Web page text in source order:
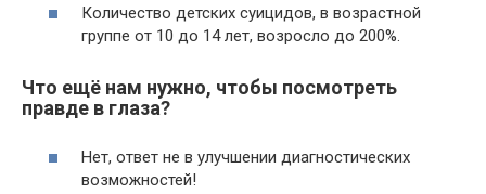
Количество детских суицидов, в возрастной
группе от 10 до 14 лет, возросло до 200%.
Что ещё нам нужно, чтобы посмотреть
правде в глаза?
Нет, ответ не в улучшении диагностических
возможностей!